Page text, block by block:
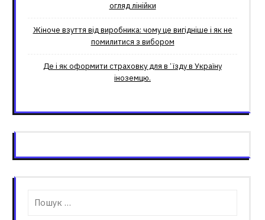
огляд лінійки
Жіноче взуття від виробника: чому це вигідніше і як не
помилитися з вибором
Де і як оформити страховку для вʼїзду в Україну
іноземцю.